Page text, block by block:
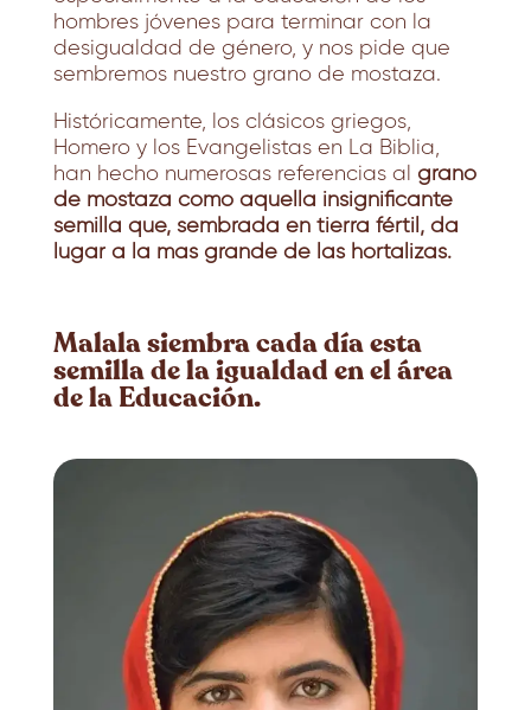
hombres jóvenes para terminar con la
desigualdad de género, y nos pide que
sembremos nuestro grano de mostaza.
Históricamente, los clásicos griegos,
Homero y los Evangelistas en La Biblia,
han hecho numerosas referencias al grano
de mostaza como aquella insignificante
semilla que, sembrada en tierra fértil, da
lugar a la mas grande de las hortalizas.
Malala siembra cada día esta
semilla de la igualdad en el área
de la Educación.